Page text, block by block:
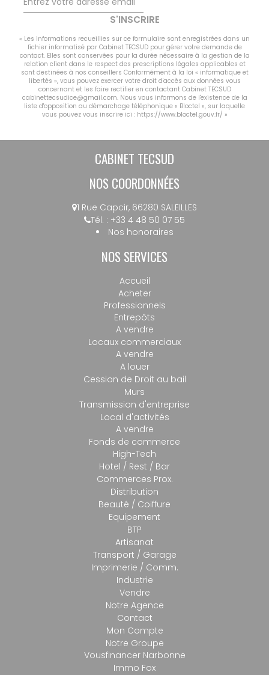
S'INSCRIRE
« Les informations recueillies sur ce formulaire sont enregistrées dans un
fichier informatisé par Cabinet TECSUD pour gérer votre demande de
contact. Elles sont conservées pour la durée nécessaire à la gestion de la
relation client dans le respect des prescriptions légales applicables et
sont destinées à nos conseillers Conformément à la loi « informatique et
libertés », vous pouvez exercer votre droit d'accès aux données vous
concernant et les faire rectifier en contactant Cabinet TECSUD
cabinettecsudice@gmail.com. Nous vous informons de l'existence de la
liste d'opposition au démarchage téléphonique « Bloctel », sur laquelle
vous pouvez vous inscrire ici : https://www.bloctel.gouv.fr/ »
CABINET TECSUD
NOS COORDONNÉES
1 Rue Capcir, 66280 SALEILLES
Tél. : +33 4 48 50 07 55
Nos honoraires
NOS SERVICES
Accueil
Acheter
Professionnels
Entrepôts
A vendre
Locaux commerciaux
A vendre
A louer
Cession de Droit au bail
Murs
Transmission d'entreprise
Local d'activités
A vendre
Fonds de commerce
High-Tech
Hotel / Rest / Bar
Commerces Prox.
Distribution
Beauté / Coiffure
Equipement
BTP
Artisanat
Transport / Garage
Imprimerie / Comm.
Industrie
Vendre
Notre Agence
Contact
Mon Compte
Notre Groupe
Vousfinancer Narbonne
Immo Fox